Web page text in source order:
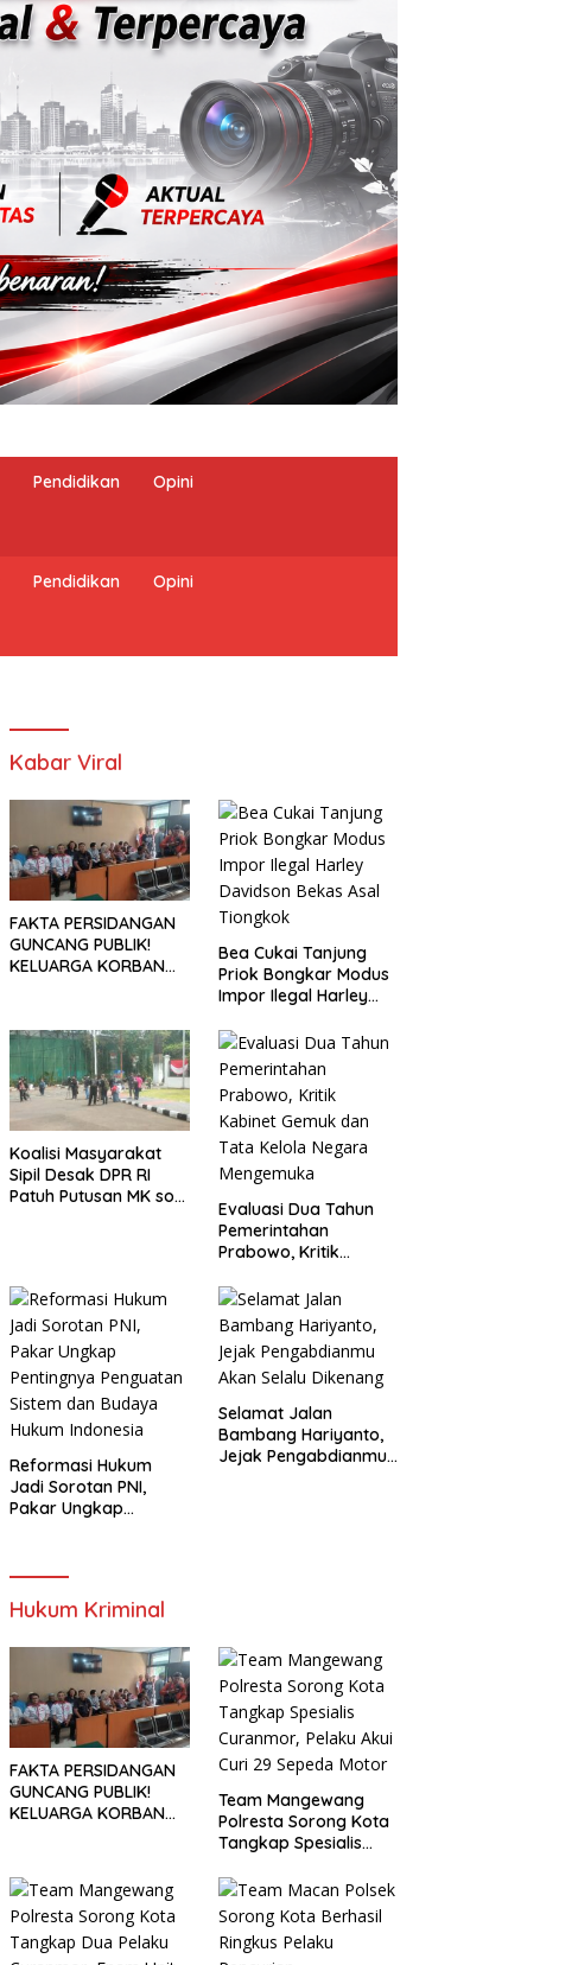
Pendidikan Opini
Pendidikan Opini
Kabar Viral
FAKTA PERSIDANGAN
GUNCANG PUBLIK!
KELUARGA KORBAN
TUNTUTAN DITUNDA
Bea Cukai Tanjung
Priok Bongkar Modus
Impor Ilegal Harley
Tiongkok
Koalisi Masyarakat
Sipil Desak DPR RI
Patuh Putusan MK soal
Evaluasi Dua Tahun
Pemerintahan
Prabowo, Kritik
Tata Kelola Negara
Mengemuka
Reformasi Hukum
Jadi Sorotan PNI,
Pakar Ungkap
Hukum Indonesia
Selamat Jalan
Bambang Hariyanto,
Jejak Pengabdianmu
Hukum Kriminal
FAKTA PERSIDANGAN
GUNCANG PUBLIK!
KELUARGA KORBAN
TUNTUTAN DITUNDA
Team Mangewang
Polresta Sorong Kota
Tangkap Spesialis
Curi 29 Sepeda Motor